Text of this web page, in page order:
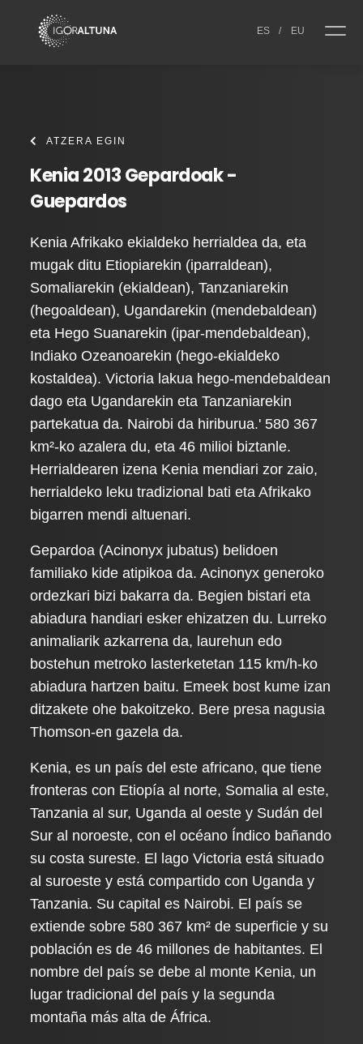
ES / EU
ATZERA EGIN
Kenia 2013 Gepardoak -
Guepardos
Kenia Afrikako ekialdeko herrialdea da, eta
mugak ditu Etiopiarekin (iparraldean),
Somaliarekin (ekialdean), Tanzaniarekin
(hegoaldean), Ugandarekin (mendebaldean)
eta Hego Suanarekin (ipar-mendebaldean),
Indiako Ozeanoarekin (hego-ekialdeko
kostaldea). Victoria lakua hego-mendebaldean
dago eta Ugandarekin eta Tanzaniarekin
partekatua da. Nairobi da hiriburua.' 580 367
km²-ko azalera du, eta 46 milioi biztanle.
Herrialdearen izena Kenia mendiari zor zaio,
herrialdeko leku tradizional bati eta Afrikako
bigarren mendi altuenari.
Gepardoa (Acinonyx jubatus) belidoen
familiako kide atipikoa da. Acinonyx generoko
ordezkari bizi bakarra da. Begien bistari eta
abiadura handiari esker ehizatzen du. Lurreko
animaliarik azkarrena da, laurehun edo
bostehun metroko lasterketetan 115 km/h-ko
abiadura hartzen baitu. Emeek bost kume izan
ditzakete ohe bakoitzeko. Bere presa nagusia
Thomson-en gazela da.
Kenia, es un país del este africano, que tiene
fronteras con Etiopía al norte, Somalia al este,
Tanzania al sur, Uganda al oeste y Sudán del
Sur al noroeste, con el océano Índico bañando
su costa sureste. El lago Victoria está situado
al suroeste y está compartido con Uganda y
Tanzania. Su capital es Nairobi. El país se
extiende sobre 580 367 km² de superficie y su
población es de 46 millones de habitantes. El
nombre del país se debe al monte Kenia, un
lugar tradicional del país y la segunda
montaña más alta de África.